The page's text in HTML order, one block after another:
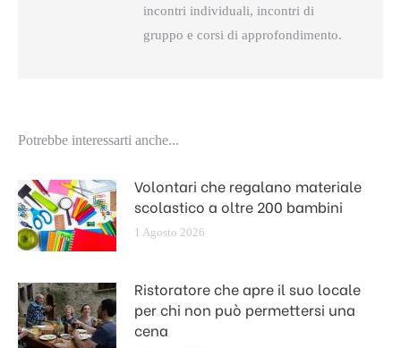
incontri individuali, incontri di
gruppo e corsi di approfondimento.
Potrebbe interessarti anche...
Volontari che regalano materiale
scolastico a oltre 200 bambini
1 Agosto 2026
Ristoratore che apre il suo locale
per chi non può permettersi una
cena